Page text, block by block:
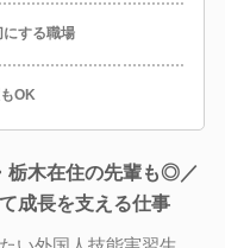
する職場
OK
栃木在住の先輩も◎／
成長を支える仕事